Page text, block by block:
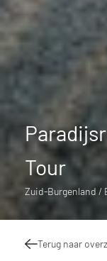
Tour
Zuid-Burgenland /
Terug naar